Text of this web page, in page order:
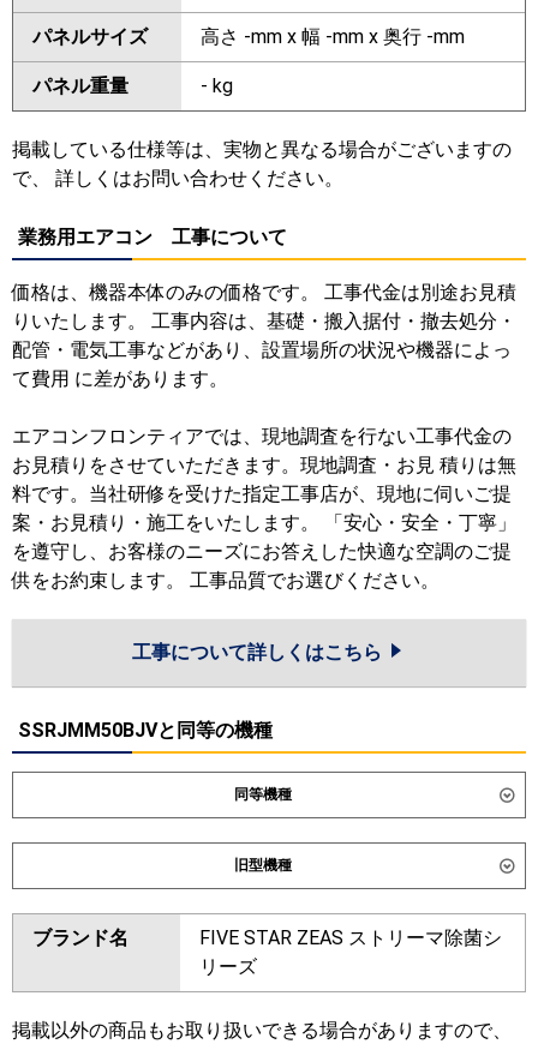
パネルサイズ 高さ -mm x 幅 -mm x 奥行 -mm
パネル重量 - kg
掲載している仕様等は、実物と異なる場合がございますの
で、 詳しくはお問い合わせください。
業務用エアコン 工事について
価格は、機器本体のみの価格です。 工事代金は別途お見積
りいたします。 工事内容は、基礎・搬入据付・撤去処分・
配管・電気工事などがあり、設置場所の状況や機器によっ
て費用 に差があります。
エアコンフロンティアでは、現地調査を行ない工事代金の
お見積りをさせていただきます。現地調査・お見 積りは無
料です。当社研修を受けた指定工事店が、現地に伺いご提
案・お見積り・施工をいたします。 「安心・安全・丁寧」
を遵守し、お客様のニーズにお答えした快適な空調のご提
供をお約束します。 工事品質でお選びください。
工事について詳しくはこちら
SSRJMM50BJVと同等の機種
同等機種
ダイキン SSRM50DV SSRMM50DV
東芝
三菱電機 PEZ-ZRMP50SD6
日立 RPI-GP50RGHJC9 RPI-
GP50RGHJ9
旧型機種
ダイキン SSRM50CV SSRMM50CV
SSRM50BYV SSRMM50BYV
SSRM50BJV
SSRJM50BJV SSRJM50BFV
SSRJMM50BFV SSRM50BFV
ブランド名
FIVE STAR ZEAS ストリーマ除菌シ
リーズ
掲載以外の商品もお取り扱いできる場合がありますので、